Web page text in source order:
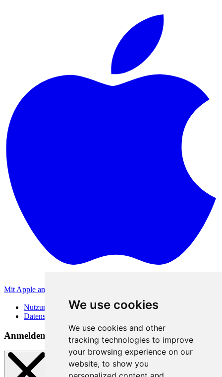
We use cookies
We use cookies and other
tracking technologies to improve
your browsing experience on our
website, to show you
Mit Apple anmelden
Nutzungsbedingungen
Datenschutzerklärung
Anmeldemethoden